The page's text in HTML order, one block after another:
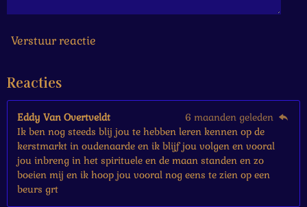
r
r
Verstuur reactie
Reacties
Eddy Van Overtveldt
6 maanden geleden
Ik ben nog steeds blij jou te hebben leren kennen op de
kerstmarkt in oudenaarde en ik blijf jou volgen en vooral
jou inbreng in het spirituele en de maan standen en zo
boeien mij en ik hoop jou vooral nog eens te zien op een
beurs grt